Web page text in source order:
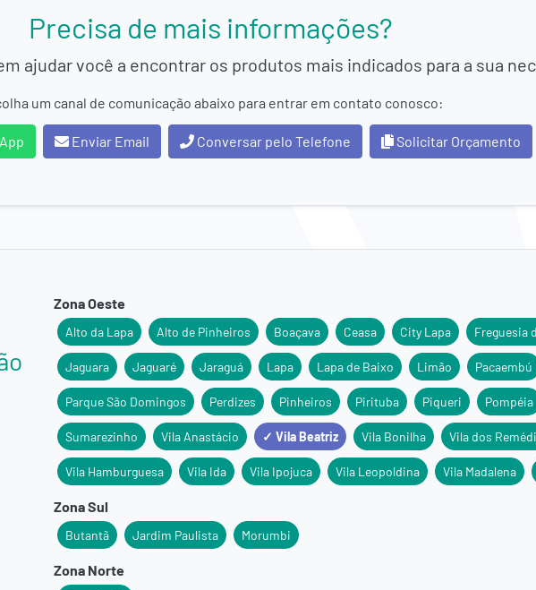
Precisa de mais informações?
ajudar você a encontrar os produtos mais indicados para a sua
um canal de comunicação abaixo para entrar em contato conosco:
Enviar Email Conversar pelo Telefone Solicitar Orçamento
Zona Oeste
Alto da Lapa Alto de Pinheiros Boaçava Ceasa City Lapa Freguesia
Jaguara Jaguaré Jaraguá Lapa Lapa de Baixo Limão Pacaembú
Parque São Domingos Perdizes Pinheiros Pirituba Piqueri Pompéia
Sumarezinho Vila Anastácio ✓ Vila Beatriz Vila Bonilha Vila dos
Vila Hamburguesa Vila Ida Vila Ipojuca Vila Leopoldina Vila Madalena
Zona Sul
Butantã Jardim Paulista Morumbi
Zona Norte